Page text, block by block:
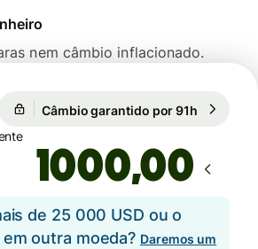
nem câmbio inflacionado.
Câmbio garantido por 91h
,00
de 25 000 USD ou o
outra moeda? Daremos um